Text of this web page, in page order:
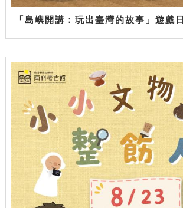
「島嶼開講：玩出臺灣的故事」遊戲日